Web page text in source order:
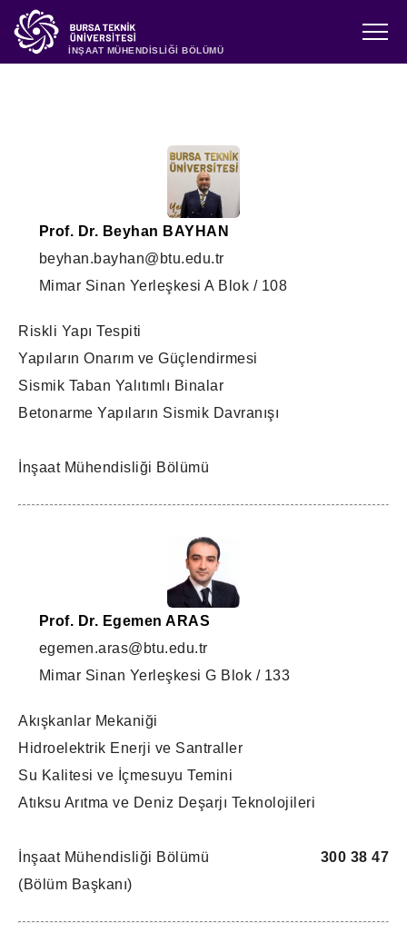
İNŞAAT MÜHENDİSLİĞİ BÖLÜMÜ
Prof. Dr. Beyhan BAYHAN
beyhan.bayhan@btu.edu.tr
Mimar Sinan Yerleşkesi A Blok / 108
Riskli Yapı Tespiti
Yapıların Onarım ve Güçlendirmesi
Sismik Taban Yalıtımlı Binalar
Betonarme Yapıların Sismik Davranışı
İnşaat Mühendisliği Bölümü
Prof. Dr. Egemen ARAS
egemen.aras@btu.edu.tr
Mimar Sinan Yerleşkesi G Blok / 133
Akışkanlar Mekaniği
Hidroelektrik Enerji ve Santraller
Su Kalitesi ve İçmesuyu Temini
Atıksu Arıtma ve Deniz Deşarjı Teknolojileri
300 38 47
İnşaat Mühendisliği Bölümü
(Bölüm Başkanı)